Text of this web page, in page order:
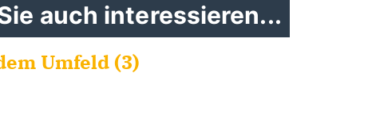
auch interessieren...
Umfeld (3)